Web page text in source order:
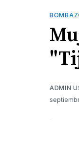
ADMIN